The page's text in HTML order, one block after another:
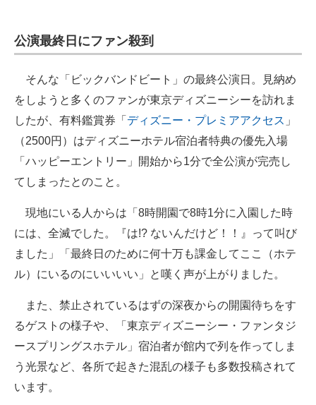
公演最終日にファン殺到
そんな「ビックバンドビート」の最終公演日。見納め
をしようと多くのファンが東京ディズニーシーを訪れま
したが、有料鑑賞券「 ディズニー・プレミアアクセス 」
（2500円）はディズニーホテル宿泊者特典の優先入場
「ハッピーエントリー」開始から1分で全公演が完売し
てしまったとのこと。
現地にいる人からは「8時開園で8時1分に入園した時
には、全滅でした。『は!? ないんだけど！！』って叫び
ました」「最終日のために何十万も課金してここ（ホテ
ル）にいるのにいいいい」と嘆く声が上がりました。
また、禁止されているはずの深夜からの開園待ちをす
るゲストの様子や、「東京ディズニーシー・ファンタジ
ースプリングスホテル」宿泊者が館内で列を作ってしま
う光景など、各所で起きた混乱の様子も多数投稿されて
います。